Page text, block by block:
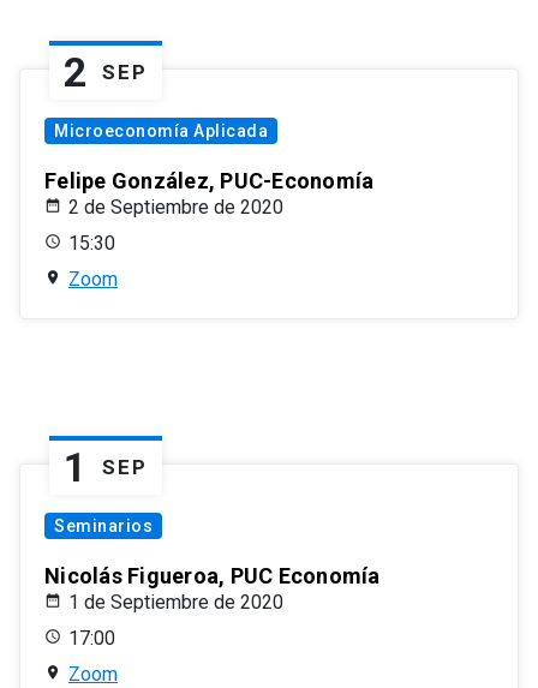
2 SEP
Microeconomía Aplicada
Felipe González, PUC-Economía
2 de Septiembre de 2020
15:30
Zoom
1 SEP
Seminarios
Nicolás Figueroa, PUC Economía
1 de Septiembre de 2020
17:00
Zoom